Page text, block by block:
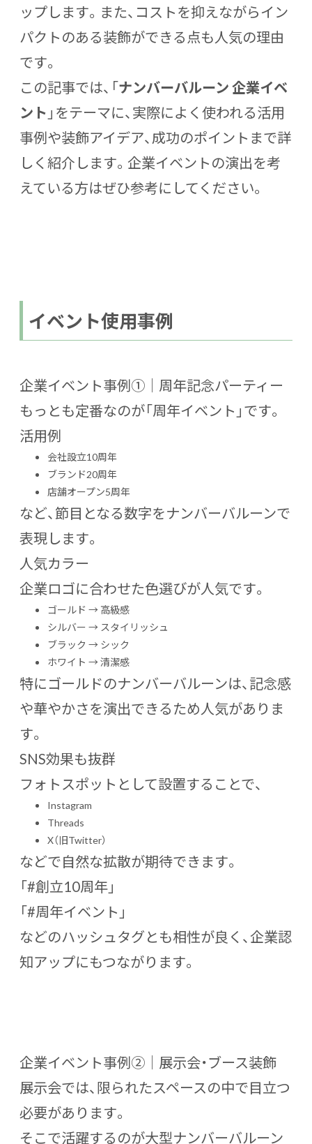
ップします。また、コストを抑えながらイン
パクトのある装飾ができる点も人気の理由
です。
この記事では、「ナンバーバルーン 企業イベ
ント 」をテーマに、実際によく使われる活用
事例や装飾アイデア、成功のポイントまで詳
しく紹介します。企業イベントの演出を考
えている方はぜひ参考にしてください。
イベント使用事例
企業イベント事例①｜周年記念パーティー
もっとも定番なのが「周年イベント」です。
活用例
会社設立10周年
ブランド20周年
店舗オープン5周年
など、節目となる数字をナンバーバルーンで
表現します。
人気カラー
企業ロゴに合わせた色選びが人気です。
ゴールド → 高級感
シルバー → スタイリッシュ
ブラック → シック
ホワイト → 清潔感
特にゴールドのナンバーバルーンは、記念感
や華やかさを演出できるため人気がありま
す。
SNS効果も抜群
フォトスポットとして設置することで、
Instagram
Threads
X（旧Twitter）
などで自然な拡散が期待できます。
「#創立10周年」
「#周年イベント」
などのハッシュタグとも相性が良く、企業認
知アップにもつながります。
企業イベント事例②｜展示会・ブース装飾
展示会では、限られたスペースの中で目立つ
必要があります。
そこで活躍するのが大型ナンバーバルーン